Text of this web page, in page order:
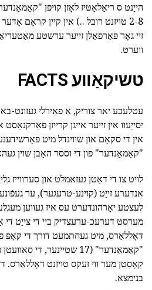
הייַנט ס ריאַלאַטיז לאָזן קויפן
2-8 טויזנט רובל ..) אין קיין קראָם
זיי גאָר פאַרפאַלן זייער ערשטע
ווערט.
טשיקאַווע FACTS
עטלעכע יאר צוריק, אַ פאַירלי געזונט-
יסייַעוו אין זייער אייגן קרייזן
אין די סקאַם און שווינדל מיט
"קאַמאַנדער" פון די וססר האָבן שוין
לויט צו די דאַטן געזאמלט און סערווייז
לעצטע יאָרהונדערט עס איז געווען
מערסט דערעכ-ערעצדיק ביי די צייַט די
דאָללאַרס, מיט געחתמעט דורך די קאָפּ
"קאַמאַנדער" (17 שטיינער,
קאָסטן מער ווי זעקס טויזנט דאָללאַרס.
בנימצא.